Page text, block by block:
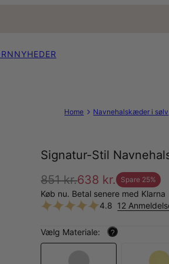
NYHEDER
Home Navnehalskæder i sølv
Signatur-Stil
851 kr.638 kr. Spare 25%
Køb nu. Betal senere med Klarna
4.8 12
Vælg Materiale: ?